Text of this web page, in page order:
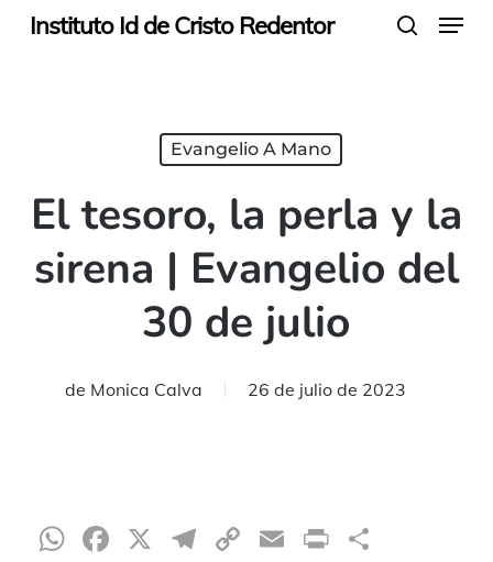
SkipInstituto Id de Cristo Redentor Menu
Evangelio A Mano
El tesoro, la perla y la
sirena | Evangelio del
30 de julio
de Monica Calva 26 de julio de 2023
WhatsApp
Facebook
X Telegram
CopyEmailPrint